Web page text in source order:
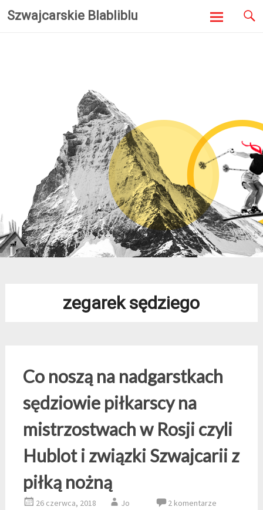
Szwajcarskie Blabliblu
zegarek sędziego
Co noszą na nadgarstkach
sędziowie piłkarscy na
mistrzostwach w Rosji czyli
Hublot i związki Szwajcarii z
piłką nożną
26 czerwca, 2018 Jo 2 komentarze